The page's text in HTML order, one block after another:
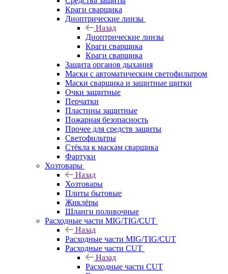
Краги сварщика
Диоптрические линзы
Назад
Диоптрические линзы
Краги сварщика
Краги сварщика
Защита органов дыхания
Маски с автоматическим светофильтром
Маски сварщика и защитные щитки
Очки защитные
Перчатки
Пластины защитные
Пожарная безопасность
Прочее для средств защиты
Светофильтры
Стёкла к маскам сварщика
Фартуки
Хозтовары
Назад
Хозтовары
Плиты бытовые
Жиклёры
Шланги поливочные
Расходные части MIG/TIG/CUT
Назад
Расходные части MIG/TIG/CUT
Расходные части CUT
Назад
Расходные части CUT